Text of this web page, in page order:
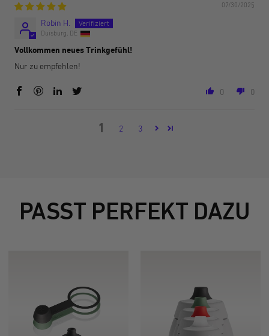
07/30/2025
Robin H.
Duisburg, DE
Vollkommen neues Trinkgefühl!
Nur zu empfehlen!
0 0
1 2 3
PASST PERFEKT DAZU